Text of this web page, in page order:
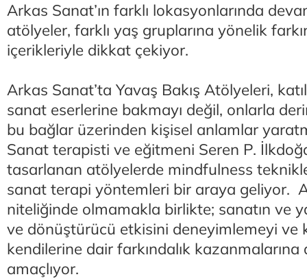
Arkas Sanat’ın farklı lokasyonlarında
atölyeler, farklı yaş gruplarına yönelik
içerikleriyle dikkat çekiyor.
Arkas Sanat’ta Yavaş Bakış Atölyeleri,
sanat eserlerine bakmayı değil, onlarla
bu bağlar üzerinden kişisel anlamlar
Sanat terapisti ve eğitmeni Seren P.
tasarlanan atölyelerde mindfulness
sanat terapi yöntemleri bir araya geliyor.
niteliğinde olmamakla birlikte; sanatın ve
ve dönüştürücü etkisini deneyimlemeyi ve
kendilerine dair farkındalık kazanmalarına
amaçlıyor.